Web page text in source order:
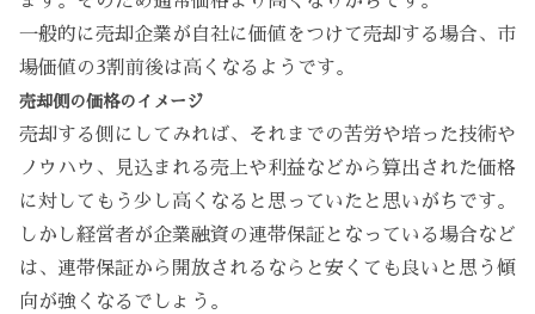
一般的に売却企業が自社に価値をつけて売却する場合、市
場価値の3割前後は高くなるようです。
売却側の価格のイメージ
売却する側にしてみれば、それまでの苦労や培った技術や
ノウハウ、見込まれる売上や利益などから算出された価格
に対してもう少し高くなると思っていたと思いがちです。
しかし経営者が企業融資の連帯保証となっている場合など
は、連帯保証から開放されるならと安くても良いと思う傾
向が強くなるでしょう。